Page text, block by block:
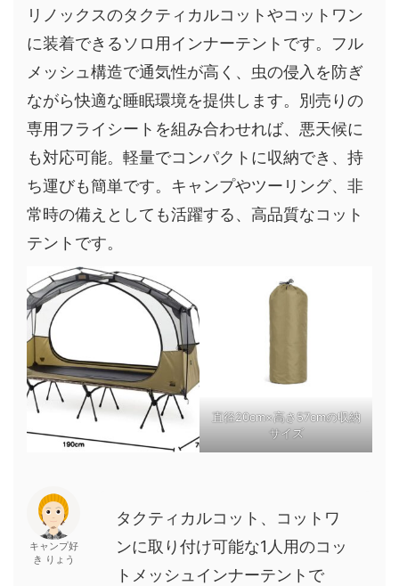
リノックスのタクティカルコットやコットワン
に装着できるソロ用インナーテントです。フル
メッシュ構造で通気性が高く、虫の侵入を防ぎ
ながら快適な睡眠環境を提供します。別売りの
専用フライシートを組み合わせれば、悪天候に
も対応可能。軽量でコンパクトに収納でき、持
ち運びも簡単です。キャンプやツーリング、非
常時の備えとしても活躍する、高品質なコット
テントです。
直径20cm×高さ57cmの収納
サイズ
キャンプ好
き りょう
タクティカルコット、コットワ
ンに取り付け可能な1人用のコッ
トメッシュインナーテントで